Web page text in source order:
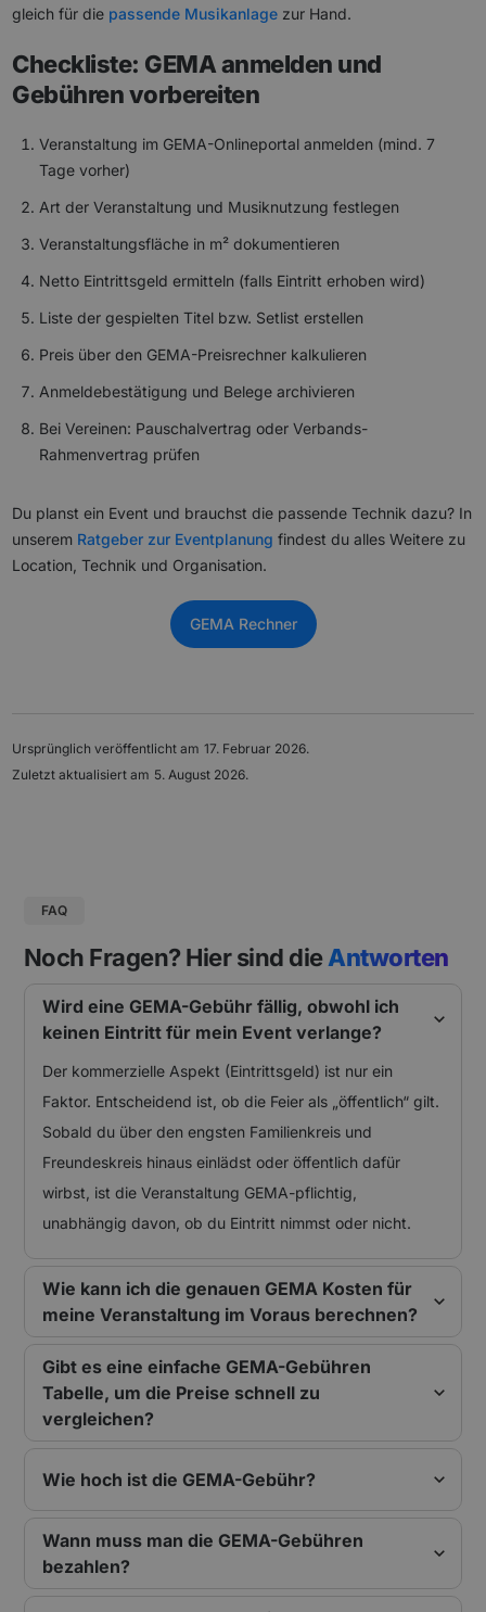
gleich für die passende Musikanlage zur Hand.
Checkliste: GEMA anmelden und
Gebühren vorbereiten
Veranstaltung im GEMA-Onlineportal anmelden (mind. 7
Tage vorher)
Art der Veranstaltung und Musiknutzung festlegen
Veranstaltungsfläche in m² dokumentieren
Netto Eintrittsgeld ermitteln (falls Eintritt erhoben wird)
Liste der gespielten Titel bzw. Setlist erstellen
Preis über den GEMA-Preisrechner kalkulieren
Anmeldebestätigung und Belege archivieren
Bei Vereinen: Pauschalvertrag oder Verbands-
Rahmenvertrag prüfen
Du planst ein Event und brauchst die passende Technik dazu? In
unserem Ratgeber zur Eventplanungfindest du alles Weitere zu
Location, Technik und Organisation.
GEMA Rechner
Ursprünglich veröffentlicht am 17. Februar 2026.
Zuletzt aktualisiert am 5. August 2026.
FAQ
Noch Fragen? Hier sind dieAntworten
Wird eine GEMA-Gebühr fällig, obwohl ich
keinen Eintritt für mein Event verlange?
Der kommerzielle Aspekt (Eintrittsgeld) ist nur ein
Faktor. Entscheidend ist, ob die Feier als „öffentlich“ gilt.
Sobald du über den engsten Familienkreis und
Freundeskreis hinaus einlädst oder öffentlich dafür
wirbst, ist die Veranstaltung GEMA-pflichtig,
unabhängig davon, ob du Eintritt nimmst oder nicht.
Wie kann ich die genauen GEMA Kosten für
meine Veranstaltung im Voraus berechnen?
Gibt es eine einfache GEMA-Gebühren
Tabelle, um die Preise schnell zu
vergleichen?
Wie hoch ist die GEMA-Gebühr?
Wann muss man die GEMA-Gebühren
bezahlen?